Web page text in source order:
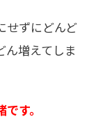
せずにどんど
ん増えてしま
す。